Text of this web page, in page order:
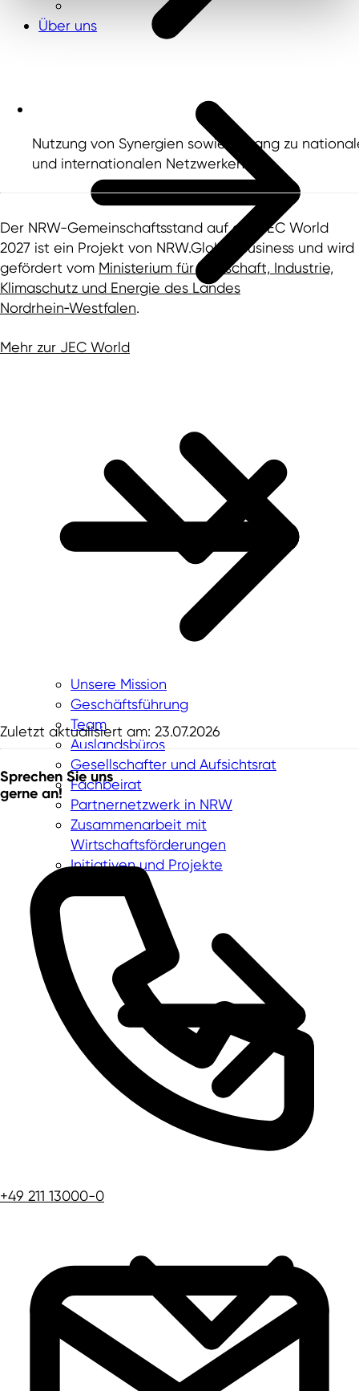
Über uns
Unsere Mission
Geschäftsführung
Team
Auslandsbüros
Gesellschafter und Aufsichtsrat
Fachbeirat
Partnernetzwerk in NRW
Zusammenarbeit mit
Wirtschaftsförderungen
Initiativen und Projekte
Nutzung von Synergien sowie Zugang zu
und internationalen Netzwerken
Der NRW-Gemeinschaftsstand auf der JEC World
2027 ist ein Projekt von NRW.Global Business und wird
gefördert vom Ministerium für Wirtschaft, Industrie,
Klimaschutz und Energie des Landes
Nordrhein‑Westfalen.
Mehr zur JEC World
Zuletzt aktualisiert am: 23.07.2026
Sprechen Sie uns
gerne an!
+49 211 13000-0